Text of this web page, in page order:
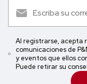
Al registrarse, acepta
comunicaciones de
y eventos que ellos
Puede retirar su